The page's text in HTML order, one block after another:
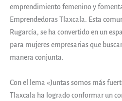
emprendimiento femenino y
Emprendedoras Tlaxcala. Esta
Rugarcía, se ha convertido en un
para mujeres empresarias que
manera conjunta.
Con el lema «Juntas somos más
Tlaxcala ha logrado conformar un